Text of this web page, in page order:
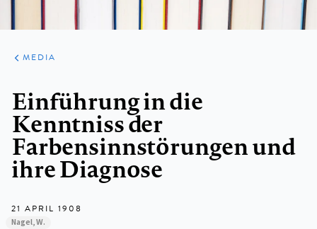
ARTIKELEN
VARIA
MEDIA
Einführung in die
Kenntniss der
Farbensinnstörungen und
ihre Diagnose
21 APRIL 1908
Nagel, W.